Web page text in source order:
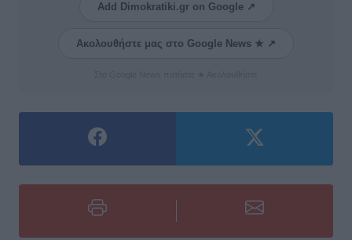
Add Dimokratiki.gr on Google ↗
Ακολουθήστε μας στο Google News ★ ↗